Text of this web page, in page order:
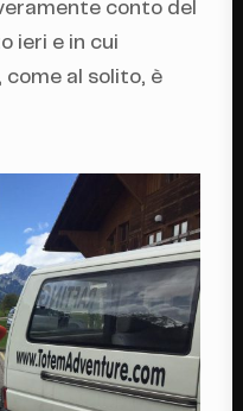
conto del
ieri e in cui
come al solito, è